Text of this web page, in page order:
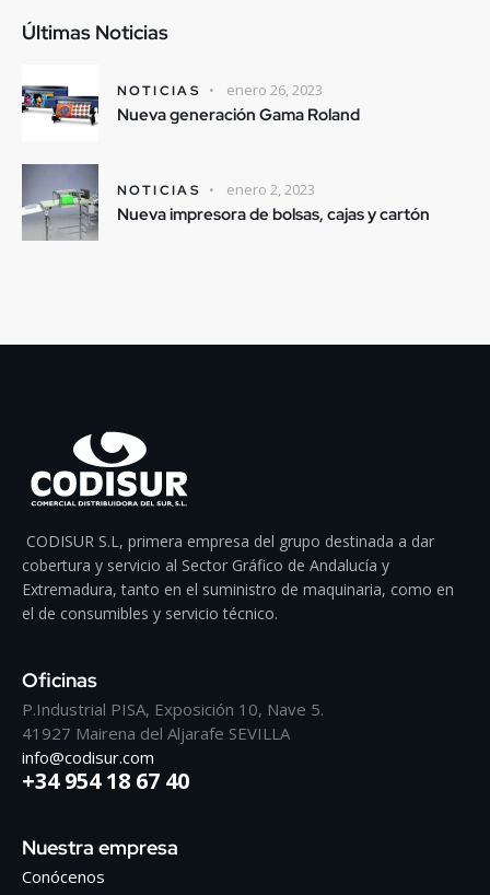
Últimas Noticias
NOTICIAS enero 26, 2023
Nueva generación Gama Roland
NOTICIAS enero 2, 2023
Nueva impresora de bolsas, cajas y cartón
CODISUR S.L, primera empresa del grupo destinada a dar
cobertura y servicio al Sector Gráfico de Andalucía y
Extremadura, tanto en el suministro de maquinaria, como en
el de consumibles y servicio técnico.
Oficinas
P.Industrial PISA, Exposición 10, Nave 5.
41927 Mairena del Aljarafe SEVILLA
info@codisur.com
+34 954 18 67 40
Nuestra empresa
Conócenos